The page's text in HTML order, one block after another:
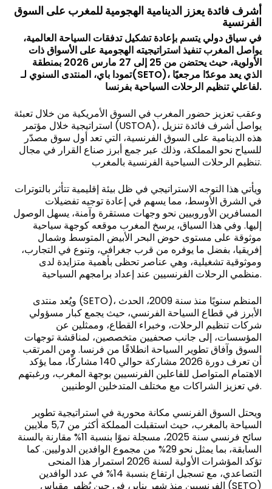
أشرف فائدة يعزز الدينامية الهجومية للمغرب على السوق
الفرنسية
في سياق دولي يتسم بإعادة تشكيل تدفقات السياحة العالمية،
يواصل المغرب تنفيذ استراتيجيته الهجومية على الأسواق ذات
الأولوية، حيث يحتضن من 25 إلى 27 مارس 2026 بمنطقة
تمودا باي، المنتدى السنوي لـ(SETO)، الذي يعد موعدًا مرجعيًا
لفاعلي تنظيم الرحلات السياحية بفرنسا.
وعقب تعزيز حضور المغرب في السوق الأمريكية من خلال تعبئة
استراتيجية خلال مؤتمر (USTOA)، يواصل أشرف فائدة تنزيل
هذه الدينامية على السوق الفرنسية، التي تعد أول سوق مصدّر
للسياح نحو المملكة، وذلك عبر جمع أبرز صناع القرار في مجال
تنظيم الرحلات السياحية الفرنسية بالمغرب.
ويأتي هذا التوجه الاستراتيجي في ظل بيئة إقليمية تتأثر بالتوترات
في الشرق الأوسط، مما يسهم في إعادة توجيه تفضيلات
المسافرين الأوروبيين نحو وجهات مستقرة وآمنة، يسهل الوصول
إليها. وفي هذا السياق، يرسخ المغرب موقعه كوجهة سياحية
موثوقة على مستوى حوض البحر الأبيض المتوسط وشمال
إفريقيا، بفضل ما يوفره من قرب جغرافي، وتنوع في التجارب،
وموثوقية تشغيلية، وهي عناصر تحظى بأهمية متزايدة لدى
منظمي الرحلات الفرنسيين عند إعداد برامجهم السياحية.
ويُعد منتدى (SETO)، المنظم سنويًا منذ سنة 2009، الحدث
الأبرز في قطاع السياحة الفرنسي، حيث يجمع كبار مسؤولي
شركات تنظيم الرحلات، وخبراء القطاع، وممثلين عن
المؤسسات، إلى جانب صحفيين متخصصين، لمناقشة توجهات
السوق وآفاق تطوير السياحة انطلاقًا من فرنسا. ومن المرتقب
أن تعرف دورة 2026 مشاركة حوالي 140 مشاركًا، مما يؤكد
الاهتمام المتواصل للفاعلين الفرنسيين بوجهة المغرب، ورغبتهم
في تعزيز الشراكات مع مختلف المتدخلين الوطنيين.
ويحتل السوق الفرنسي مكانة محورية في استراتيجية تطوير
السياحة بالمغرب، حيث استقبلت المملكة أكثر من 5,7 ملايين
سائح فرنسي سنة 2025، مسجلة نموًا بنسبة 11% مقارنة بالسنة
السابقة، بما يمثل نحو 29% من مجموع الوافدين الدوليين. كما
تؤكد المؤشرات الأولية لسنة 2026 استمرار هذا المنحى
التصاعدي، مع تسجيل ارتفاع بنسبة 14% في عدد الوافدين
الفرنسيين منذ شهر يناير، في حين يُظهر مقياس (SETO)